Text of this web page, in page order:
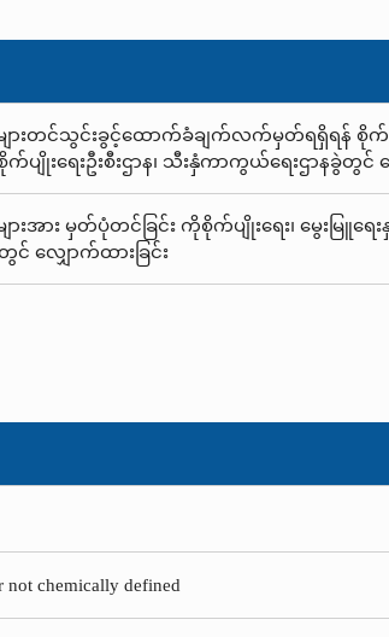
းတင်သွင်းခွင့်ထောက်ခံချက်လက်မှတ်ရရှိရန် စိုက်ပျိုး
ပျိုးရေးဦးစီးဌာန၊ သီးနှံကာကွယ်ရေးဌာနခွဲတွင် လ
အား မှတ်ပုံတင်ခြင်း ကိုစိုက်ပျိုးရေး၊ မွေးမြူရေး
တွင် လျှောက်ထားခြင်း
not chemically defined